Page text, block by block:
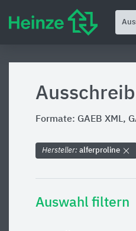
Formate: GAEB XML,
Hersteller: alferproline
Auswahl filtern